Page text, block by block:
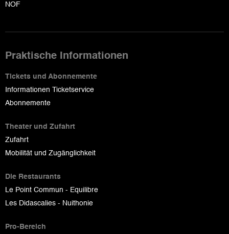
NOF
Praktische Informationen
Tickets und Abonnemente
Informationen Ticketservice
Abonnemente
Theater und Zufahrt
Zufahrt
Mobilität und Zugänglichkeit
Die Restaurants
Le Point Commun - Equilibre
Les Didascalies - Nuithonie
Pro-Bereich